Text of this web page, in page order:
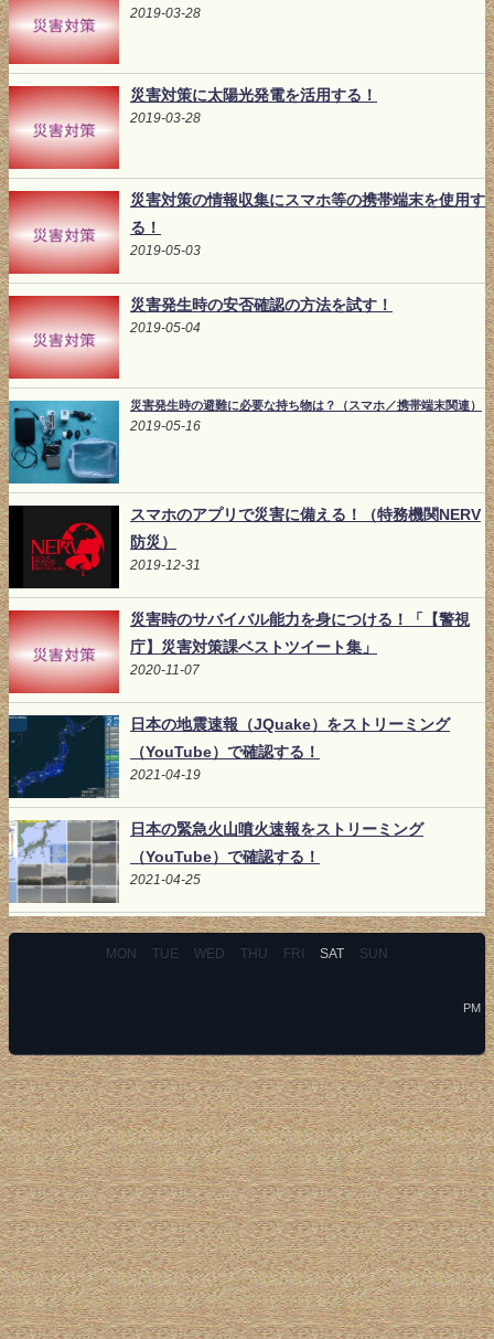
2019-03-28
災害対策に太陽光発電を活用する！
2019-03-28
災害対策の情報収集にスマホ等の携帯端末を使用す
る！
2019-05-03
災害発生時の安否確認の方法を試す！
2019-05-04
災害発生時の避難に必要な持ち物は？（スマホ／携帯端末関連）
2019-05-16
スマホのアプリで災害に備える！（特務機関NERV
防災）
2019-12-31
災害時のサバイバル能力を身につける！「【警視
庁】災害対策課ベストツイート集」
2020-11-07
日本の地震速報（JQuake）をストリーミング
（YouTube）で確認する！
2021-04-19
日本の緊急火山噴火速報をストリーミング
（YouTube）で確認する！
2021-04-25
MON TUE WED THU FRI SAT SUN
PM